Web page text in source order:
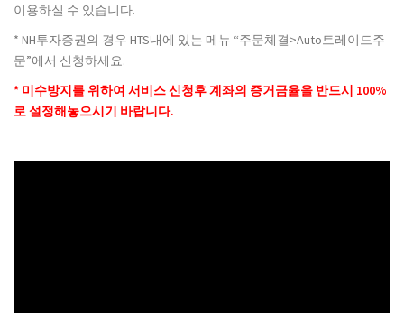
이용하실 수 있습니다.
* NH투자증권의 경우 HTS내에 있는 메뉴 “주문체결>Auto트레이드주
문”에서 신청하세요.
* 미수방지를 위하여 서비스 신청후 계좌의 증거금율을 반드시 100%
로 설정해놓으시기 바랍니다.